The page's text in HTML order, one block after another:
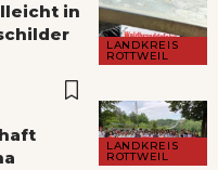
LANDKREIS
ROTTWEIL
in
LANDKREIS
ROTTWEIL